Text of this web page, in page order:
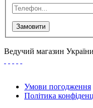
Замовити
Ведучий магазин
Умови погодження
Політика